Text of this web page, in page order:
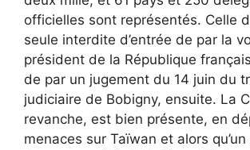
officielles sont représentés. Celle
seule interdite d’entrée de par la
président de la République
de par un jugement du 14 juin du
judiciaire de Bobigny, ensuite. La
revanche, est bien présente, en
menaces sur Taïwan et alors